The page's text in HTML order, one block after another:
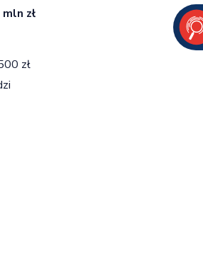
mln zł
zł